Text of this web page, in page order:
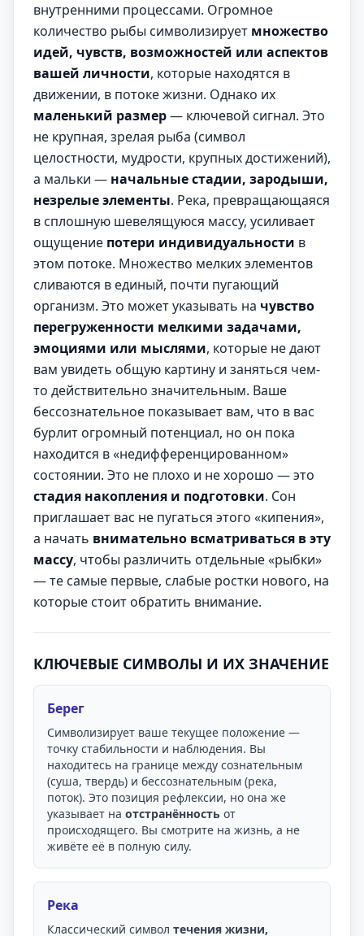
внутренними процессами. Огромное
количество рыбы символизирует множество
идей, чувств, возможностей или аспектов
вашей личности, которые находятся в
движении, в потоке жизни. Однако их
маленький размер— ключевой сигнал. Это
не крупная, зрелая рыба (символ
целостности, мудрости, крупных достижений),
а мальки — начальные стадии, зародыши,
незрелые элементы. Река, превращающаяся
в сплошную шевелящуюся массу, усиливает
ощущение потери индивидуальности в
этом потоке. Множество мелких элементов
сливаются в единый, почти пугающий
организм. Это может указывать на чувство
перегруженности мелкими задачами,
эмоциями или мыслями, которые не дают
вам увидеть общую картину и заняться чем-
то действительно значительным. Ваше
бессознательное показывает вам, что в вас
бурлит огромный потенциал, но он пока
находится в «недифференцированном»
состоянии. Это не плохо и не хорошо — это
стадия накопления и подготовки. Сон
приглашает вас не пугаться этого «кипения»,
а начать внимательно всматриваться в эту
массу, чтобы различить отдельные «рыбки»
— те самые первые, слабые ростки нового, на
которые стоит обратить внимание.
КЛЮЧЕВЫЕ СИМВОЛЫ И ИХ ЗНАЧЕНИЕ
Берег
Символизирует ваше текущее положение —
точку стабильности и наблюдения. Вы
находитесь на границе между сознательным
(суша, твердь) и бессознательным (река,
поток). Это позиция рефлексии, но она же
указывает на отстранённость от
происходящего. Вы смотрите на жизнь, а не
живёте её в полную силу.
Река
Классический символ течения жизни,